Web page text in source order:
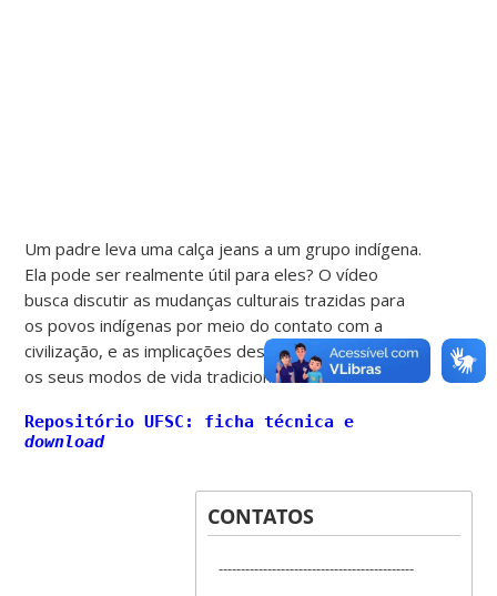
Um padre leva uma calça jeans a um grupo indígena.
Ela pode ser realmente útil para eles? O vídeo
busca discutir as mudanças culturais trazidas para
os povos indígenas por meio do contato com a
civilização, e as implicações dessas mudanças para
os seus modos de vida tradicionais.
Repositório UFSC: ficha técnica e
download
CONTATOS
--------------------------------------------